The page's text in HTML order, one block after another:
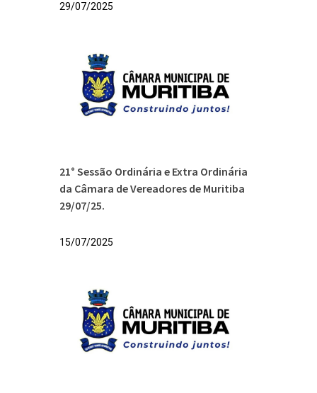
29/07/2025
21° Sessão Ordinária e Extra Ordinária
da Câmara de Vereadores de Muritiba
29/07/25.
15/07/2025